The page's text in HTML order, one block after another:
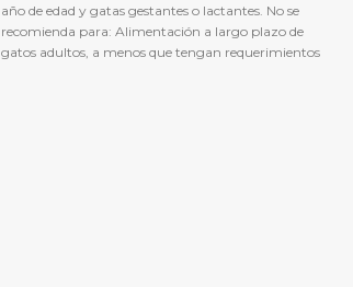
año de edad y gatas gestantes o lactantes. No se
recomienda para: Alimentación a largo plazo de
gatos adultos, a menos que tengan requerimientos